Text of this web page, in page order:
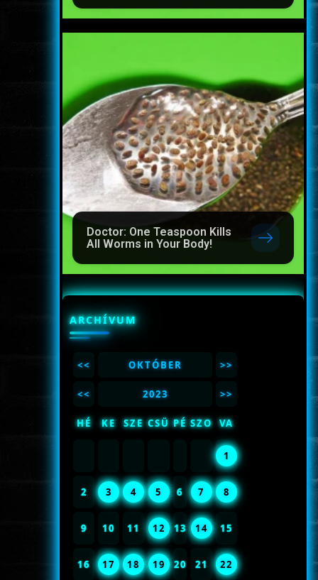
Doctor: One Teaspoon Kills
All Worms in Your Body!
ARCHÍVUM
<< OKTÓBER >>
<< 2023 >>
HÉ KE SZE CSÜ PÉ SZO VA
1
2 3 4 5 6 7 8
9 10 11 12 13 14 15
16 17 18 19 20 21 22